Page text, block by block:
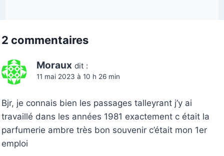
2 commentaires
Moraux dit :
11 mai 2023 à 10 h 26 min
Bjr, je connais bien les passages talleyrant j’y ai
travaillé dans les années 1981 exactement c était la
parfumerie ambre très bon souvenir c’était mon 1er
emploi